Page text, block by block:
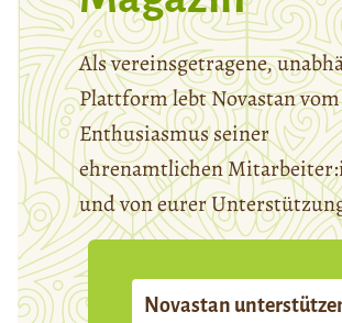
Als vereinsgetragene,
Plattform lebt Novastan vom
Enthusiasmus seiner
ehrenamtlichen
und von eurer
Novastan